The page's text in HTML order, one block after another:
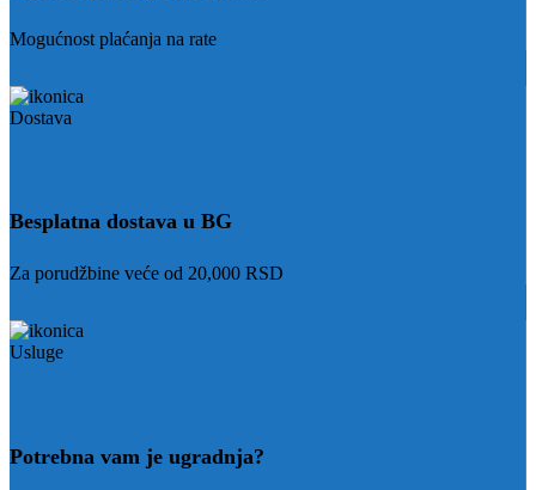
Mogućnost plaćanja na rate
Besplatna dostava u BG
Za porudžbine veće od 20,000 RSD
Potrebna vam je ugradnja?